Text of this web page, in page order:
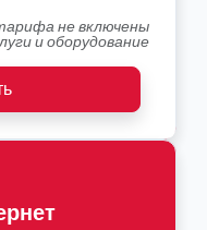
не включены
и оборудование